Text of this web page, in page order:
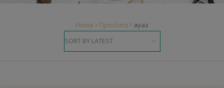
Home Προϊόντα ayaz